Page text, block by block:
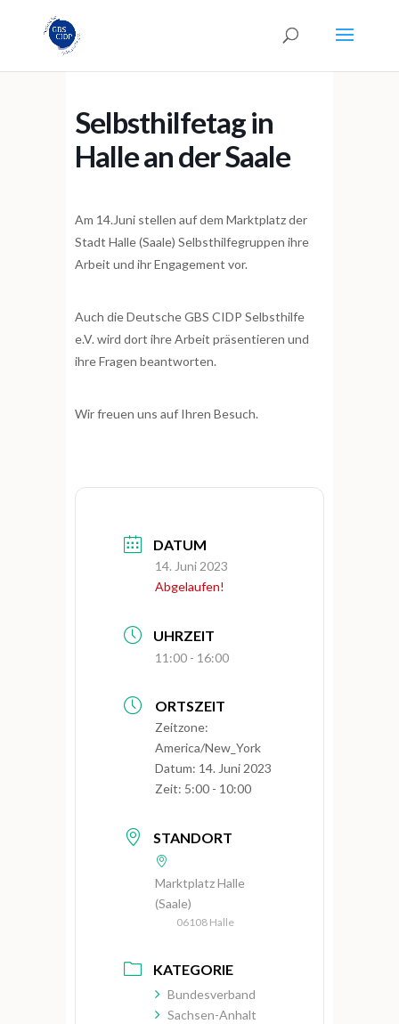
Selbsthilfetag in
Halle an der Saale
Am 14.Juni stellen auf dem Marktplatz der
Stadt Halle (Saale) Selbsthilfegruppen ihre
Arbeit und ihr Engagement vor.
Auch die Deutsche GBS CIDP Selbsthilfe
e.V. wird dort ihre Arbeit präsentieren und
ihre Fragen beantworten.
Wir freuen uns auf Ihren Besuch.
DATUM
14. Juni 2023
Abgelaufen!
UHRZEIT
11:00 - 16:00
ORTSZEIT
Zeitzone:
America/New_York
Datum: 14. Juni 2023
Zeit: 5:00 - 10:00
STANDORT
Marktplatz Halle
(Saale)
06108 Halle
KATEGORIE
Bundesverband
Sachsen-Anhalt